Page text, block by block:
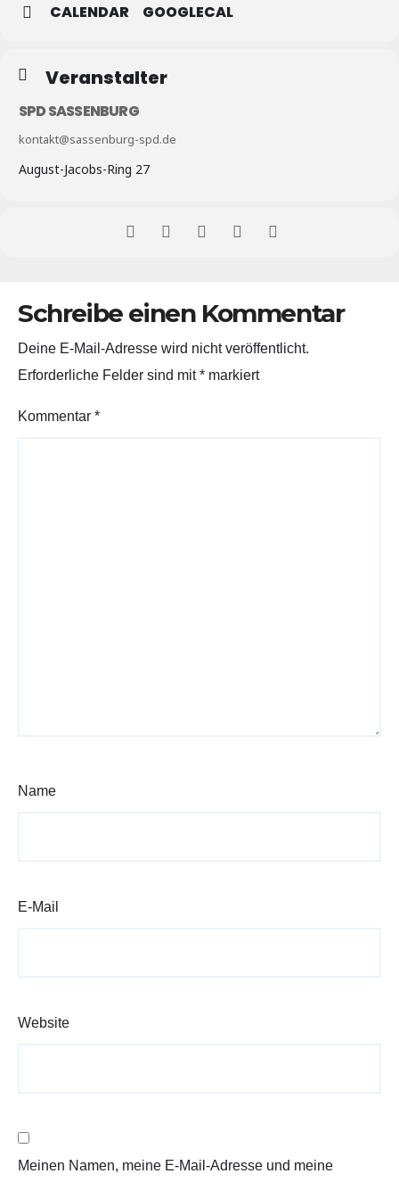
CALENDAR GOOGLECAL
Veranstalter
SPD SASSENBURG
kontakt@sassenburg-spd.de
August-Jacobs-Ring 27
Schreibe einen Kommentar
Deine E-Mail-Adresse wird nicht veröffentlicht.
Erforderliche Felder sind mit* markiert
Kommentar *
Name
E-Mail
Website
Meinen Namen, meine E-Mail-Adresse und meine